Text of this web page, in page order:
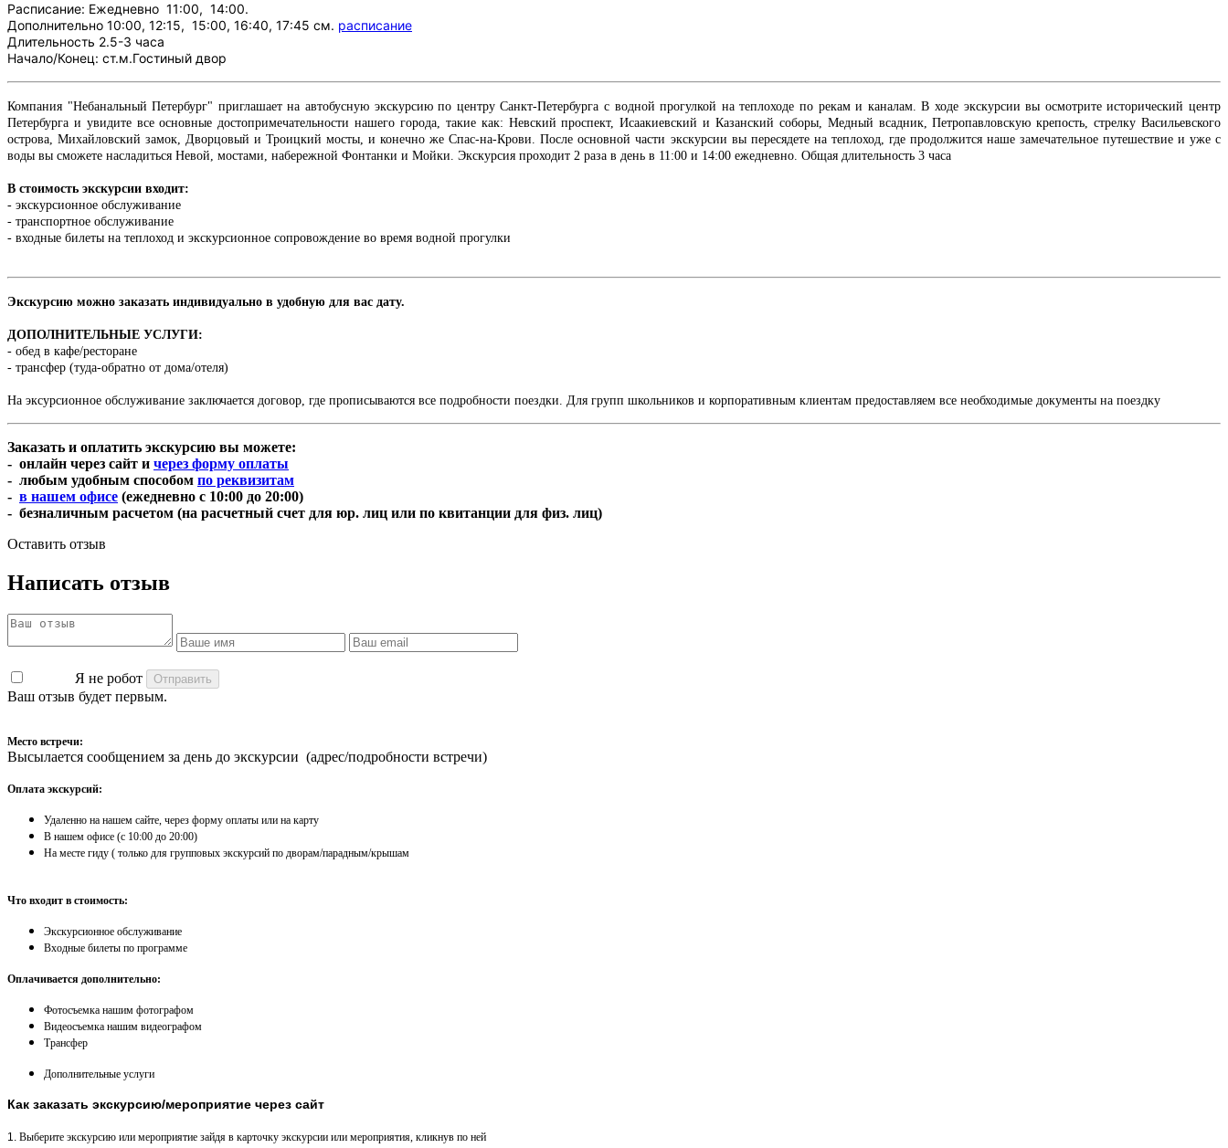
Расписание: Ежедневно 11:00, 14:00.
Дополнительно 10:00, 12:15, 15:00, 16:40, 17:45 см. расписание
Длительность 2.5-3 часа
Начало/Конец: ст.м.Гостиный двор
Компания "Небанальный Петербург" приглашает на автобусную экскурсию по центру Санкт-Петербурга с водной прогулкой на теплоходе по рекам и каналам. В ходе экскурсии вы осмотрите исторический центр
Петербурга и увидите все основные достопримечательности нашего города, такие как: Невский проспект, Исаакиевский и Казанский соборы, Медный всадник, Петропавловскую крепость, стрелку Васильевского
острова, Михайловский замок, Дворцовый и Троицкий мосты, и конечно же Спас-на-Крови. После основной части экскурсии вы пересядете на теплоход, где продолжится наше замечательное путешествие и уже с
воды вы сможете насладиться Невой, мостами, набережной Фонтанки и Мойки. Экскурсия проходит 2 раза в день в 11:00 и 14:00 ежедневно. Общая длительность 3 часа
В стоимость экскурсии входит:
- экскурсионное обслуживание
- транспортное обслуживание
- входные билеты на теплоход и экскурсионное сопровождение во время водной прогулки
Экскурсию можно заказать индивидуально в удобную для вас дату.
ДОПОЛНИТЕЛЬНЫЕ УСЛУГИ:
- обед в кафе/ресторане
- трансфер (туда-обратно от дома/отеля)
На эксурсионное обслуживание заключается договор, где прописываются все подробности поездки. Для групп школьников и корпоративным клиентам предоставляем все необходимые документы на поездку
Заказать и оплатить экскурсию вы можете:
- онлайн через сайт и через форму оплаты
- любым удобным способом по реквизитам
- в нашем офисе (ежедневно с 10:00 до 20:00)
- безналичным расчетом (на расчетный счет для юр. лиц или по квитанции для физ. лиц)
Оставить отзыв
Написать отзыв
Я не робот
Ваш отзыв будет первым.
Место встречи:
Высылается сообщением за день до экскурсии (адрес/подробности встречи)
Оплата экскурсий:
Удаленно на нашем сайте, через форму оплаты или на карту
​В нашем офисе (с 10:00 до 20:00)
На месте гиду ( только для групповых экскурсий по дворам/парадным/крышам
Что входит в стоимость:
Экскурсионное обслуживание
Входные билеты по программе
Оплачивается дополнительно:
Фотосъемка нашим фотографом
Видеосъемка нашим видеографом
Трансфер
Дополнительные услуги
Как заказать экскурсию/мероприятие через сайт
1. Выберите экскурсию или мероприятие зайдя в карточку экскурсии или мероприятия, кликнув по ней